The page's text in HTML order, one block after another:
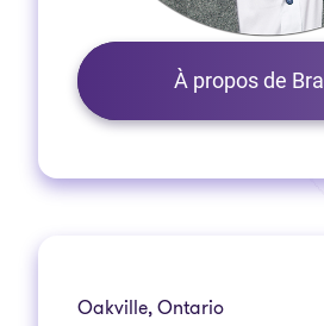
À propos de
Oakville, Ontario